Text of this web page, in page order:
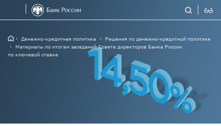
Денежно-кредитная политика
Решения по денежно-кредитной политике
Материалы по итогам заседаний Совета директоров Банка России
по ключевой ставке